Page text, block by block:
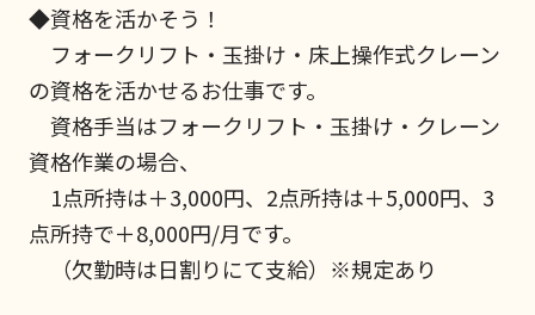
◆資格を活かそう！
フォークリフト・玉掛け・床上操作式クレーン
の資格を活かせるお仕事です。
資格手当はフォークリフト・玉掛け・クレーン
資格作業の場合、
1点所持は＋3,000円、2点所持は＋5,000円、3
点所持で＋8,000円/月です。
（欠勤時は日割りにて支給）※規定あり